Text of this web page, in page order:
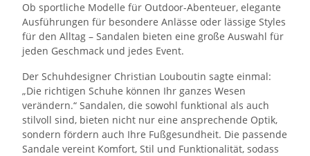
Ob sportliche Modelle für Outdoor-Abenteuer, elegante
Ausführungen für besondere Anlässe oder lässige Styles
für den Alltag – Sandalen bieten eine große Auswahl für
jeden Geschmack und jedes Event.
Der Schuhdesigner Christian Louboutin sagte einmal:
„Die richtigen Schuhe können Ihr ganzes Wesen
verändern.“ Sandalen, die sowohl funktional als auch
stilvoll sind, bieten nicht nur eine ansprechende Optik,
sondern fördern auch Ihre Fußgesundheit. Die passende
Sandale vereint Komfort, Stil und Funktionalität, sodass